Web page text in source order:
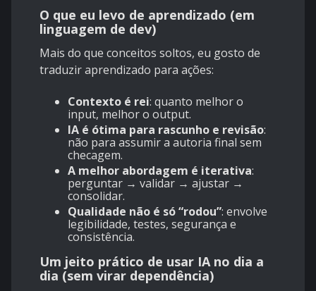
O que eu levo de aprendizado (em
linguagem de dev)
Mais do que conceitos soltos, eu gosto de
traduzir aprendizado para ações:
Contexto é rei: quanto melhor o
input, melhor o output.
IA é ótima para rascunho e revisão:
não para assumir a autoria final sem
checagem.
A melhor abordagem é iterativa:
perguntar → validar → ajustar →
consolidar.
Qualidade não é só “rodou”: envolve
legibilidade, testes, segurança e
consistência.
Um jeito prático de usar IA no dia a
dia (sem virar dependência)